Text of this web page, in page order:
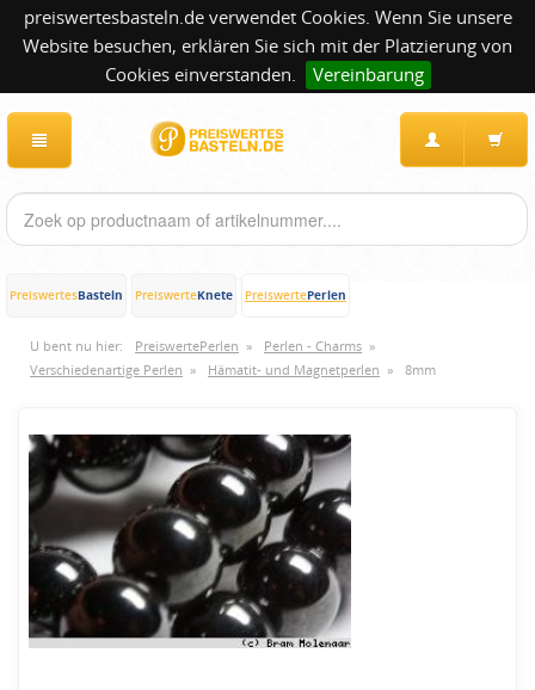
preiswertesbasteln.de verwendet Cookies. Wenn Sie unsere
Website besuchen, erklären Sie sich mit der Platzierung von
Cookies einverstanden.
Vereinbarung
PreiswertesBasteln PreiswerteKnete PreiswertePerlen
U bent nu hier: PreiswertePerlen » Perlen - Charms »
Verschiedenartige Perlen » Hämatit- und Magnetperlen » 8mm